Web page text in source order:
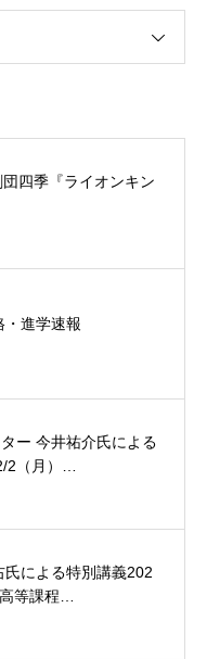
四季『ライオンキン
進学速報
ー 今井祐介氏による
2（月）…
氏による特別講義202
等課程…